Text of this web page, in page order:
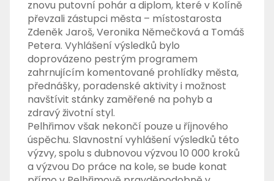
znovu putovní pohár a diplom, které v Kolíně
převzali zástupci města – místostarosta
Zdeněk Jaroš, Veronika Němečková a Tomáš
Petera. Vyhlášení výsledků bylo
doprovázeno pestrým programem
zahrnujícím komentované prohlídky města,
přednášky, poradenské aktivity i možnost
navštívit stánky zaměřené na pohyb a
zdravý životní styl.
Pelhřimov však nekončí pouze u říjnového
úspěchu. Slavnostní vyhlášení výsledků této
výzvy, spolu s dubnovou výzvou 10 000 kroků
a výzvou Do práce na kole, se bude konat